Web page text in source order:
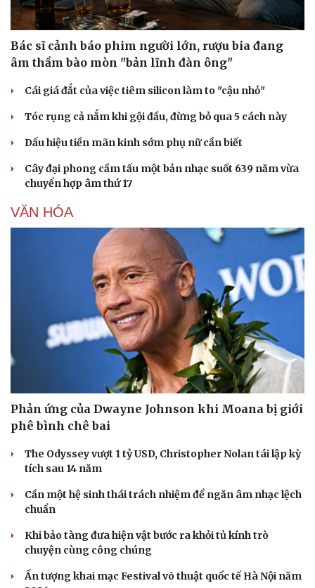
Sức khỏe
Dinh dưỡng - món ngon
Làm đẹp - giảm cân
Phòng mạch online
Ăn sạch sống khỏe
Nhà đẹp
Blog
Tình yêu - Gia đình
Bác sĩ cảnh báo phim người lớn, rượu bia đang
âm thầm bào mòn "bản lĩnh đàn ông"
Cái giá đắt của việc tiêm silicon làm to "cậu nhỏ"
Tóc rụng cả nắm khi gội đầu, đừng bỏ qua 5 cách này
Dấu hiệu tiền mãn kinh sớm phụ nữ cần biết
Cây đại phong cầm tấu một bản nhạc suốt 639 năm vừa
chuyển hợp âm thứ 17
VĂN HÓA
Phản ứng của Dwayne Johnson khi Moana bị giới
phê bình chê bai
The Odyssey vượt 1 tỷ USD, Christopher Nolan tái lập kỳ
tích sau 14 năm
Cần một hệ sinh thái trách nhiệm để ngăn âm nhạc lệch
chuẩn
Khi bảo tàng đưa hiện vật bước ra khỏi tủ kính trò
chuyện cùng công chúng
Ấn tượng khai mạc Festival võ thuật quốc tế Hà Nội năm